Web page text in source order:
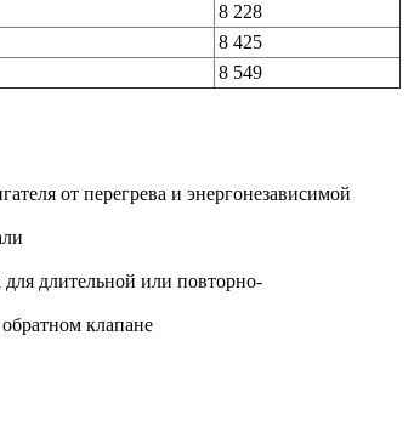
8 228
8 425
8 549
от перегрева и энергонезависимой
длительной или повторно-
клапане